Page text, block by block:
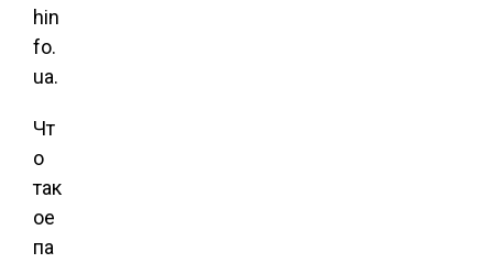
hin
fo.
ua.
Чт
о
так
ое
па